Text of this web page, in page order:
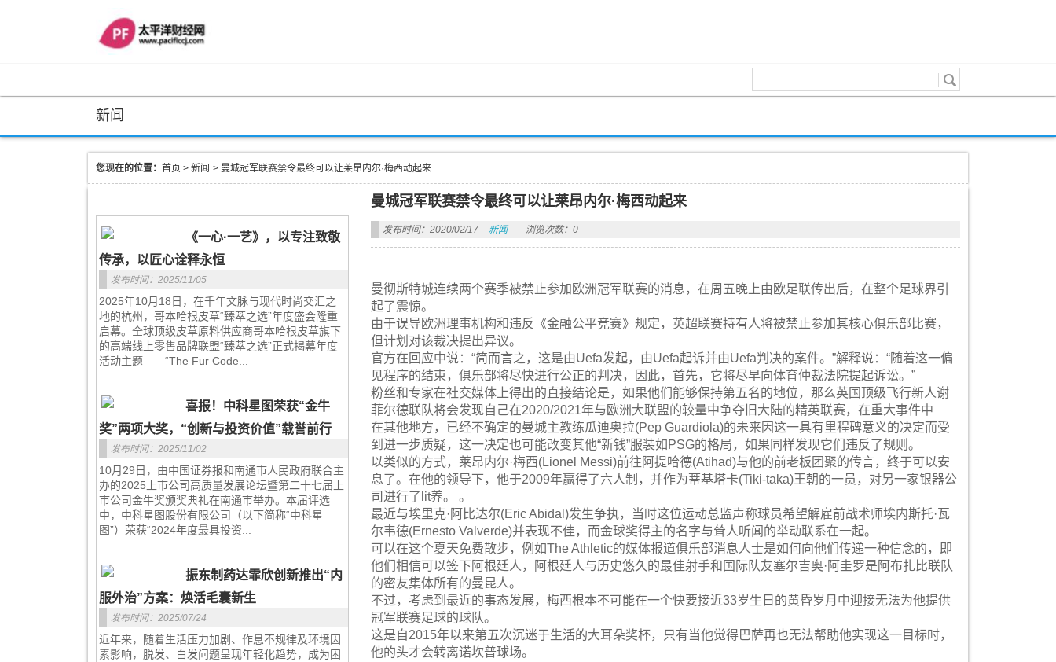
新闻
您现在的位置： 首页 > 新闻 > 曼城冠军联赛禁令最终可以让莱昂内尔·梅西动起来
《一心·一艺》，以专注致敬
传承，以匠心诠释永恒
发布时间：2025/11/05
2025年10月18日，在千年文脉与现代时尚交汇之
地的杭州，哥本哈根皮草“臻萃之选”年度盛会隆重
启幕。全球顶级皮草原料供应商哥本哈根皮草旗下
的高端线上零售品牌联盟“臻萃之选”正式揭幕年度
活动主题——“The Fur Code...
喜报！中科星图荣获“金牛
奖”两项大奖，“创新与投资价值”载誉前行
发布时间：2025/11/02
10月29日，由中国证券报和南通市人民政府联合主
办的2025上市公司高质量发展论坛暨第二十七届上
市公司金牛奖颁奖典礼在南通市举办。本届评选
中，中科星图股份有限公司（以下简称“中科星
图”）荣获“2024年度最具投资...
振东制药达霏欣创新推出“内
服外治”方案：焕活毛囊新生
发布时间：2025/07/24
近年来，随着生活压力加剧、作息不规律及环境因
素影响，脱发、白发问题呈现年轻化趋势，成为困
曼城冠军联赛禁令最终可以让莱昂内尔·梅西动起来
发布时间：2020/02/17 新闻 浏览次数：0
曼彻斯特城连续两个赛季被禁止参加欧洲冠军联赛的消息，在周五晚上由欧足联传出后，在整个足球界引
起了震惊。
由于误导欧洲理事机构和违反《金融公平竞赛》规定，英超联赛持有人将被禁止参加其核心俱乐部比赛，
但计划对该裁决提出异议。
官方在回应中说：“简而言之，这是由Uefa发起，由Uefa起诉并由Uefa判决的案件。”解释说：“随着这一偏
见程序的结束，俱乐部将尽快进行公正的判决，因此，首先，它将尽早向体育仲裁法院提起诉讼。”
粉丝和专家在社交媒体上得出的直接结论是，如果他们能够保持第五名的地位，那么英国顶级飞行新人谢
菲尔德联队将会发现自己在2020/2021年与欧洲大联盟的较量中争夺旧大陆的精英联赛，在重大事件中
在其他地方，已经不确定的曼城主教练瓜迪奥拉(Pep Guardiola)的未来因这一具有里程碑意义的决定而受
到进一步质疑，这一决定也可能改变其他“新钱”服装如PSG的格局，如果同样发现它们违反了规则。
以类似的方式，莱昂内尔·梅西(Lionel Messi)前往阿提哈德(Atihad)与他的前老板团聚的传言，终于可以安
息了。在他的领导下，他于2009年赢得了六人制，并作为蒂基塔卡(Tiki-taka)王朝的一员，对另一家银器公
司进行了lit养。 。
最近与埃里克·阿比达尔(Eric Abidal)发生争执，当时这位运动总监声称球员希望解雇前战术师埃内斯托·瓦
尔韦德(Ernesto Valverde)并表现不佳，而金球奖得主的名字与耸人听闻的举动联系在一起。
可以在这个夏天免费散步，例如The Athletic的媒体报道俱乐部消息人士是如何向他们传递一种信念的，即
他们相信可以签下阿根廷人，阿根廷人与历史悠久的最佳射手和国际队友塞尔吉奥·阿圭罗是阿布扎比联队
的密友集体所有的曼昆人。
不过，考虑到最近的事态发展，梅西根本不可能在一个快要接近33岁生日的黄昏岁月中迎接无法为他提供
冠军联赛足球的球队。
这是自2015年以来第五次沉迷于生活的大耳朵奖杯，只有当他觉得巴萨再也无法帮助他实现这一目标时，
他的头才会转离诺坎普球场。